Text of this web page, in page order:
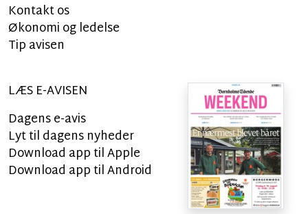
Kontakt os
Økonomi og ledelse
Tip avisen
LÆS E-AVISEN
Dagens e-avis
Lyt til dagens nyheder
Download app til Apple
Download app til Android